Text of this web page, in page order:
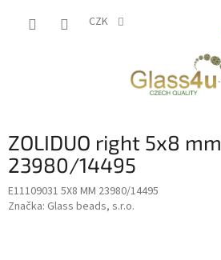
CZK
ZOLIDUO right 5x8 mm
23980/14495
E11109031 5X8 MM 23980/14495
Značka: Glass beads, s.r.o.